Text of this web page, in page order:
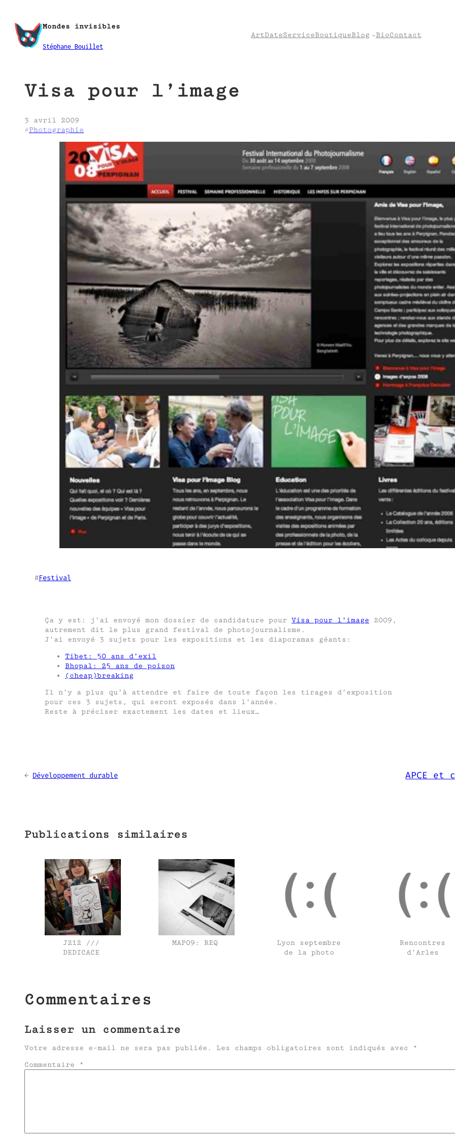
contenu
Mondes invisibles
Stéphane Bouillet
ArtDateServiceBoutiqueBlog BioContact
Visa pour l’image
3 avril 2009
#Photographie
#Festival
Ça y est: j’ai envoyé mon dossier de candidature pour Visa pour l’image 2009,
autrement dit le plus grand festival de photojournalisme.
J’ai envoyé 3 sujets pour les expositions et les diaporamas géants:
Tibet: 50 ans d’exil
Bhopal: 25 ans de poison
(cheap)breaking
Il n’y a plus qu’à attendre et faire de toute façon les tirages d’exposition
pour ces 3 sujets, qui seront exposés dans l’année.
Reste à préciser exactement les dates et lieux…
← Développement durable APCE et
Publications similaires
J212 ///
DEDICACE
MAP09: REQ
Lyon septembre
de la photo
Rencontres
d’Arles
Commentaires
Laisser un commentaire
Votre adresse e-mail ne sera pas publiée. Les champs obligatoires sont indiqués avec
*
Commentaire
*